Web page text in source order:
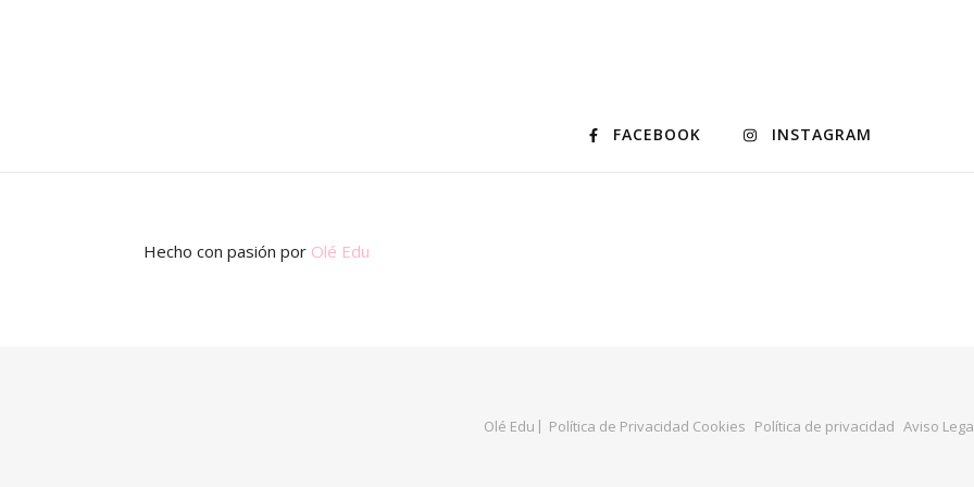
FACEBOOK INSTAGRAM
Hecho con pasión por Olé Edu
Olé Edu Política de Privacidad Cookies Política de privacidad Aviso